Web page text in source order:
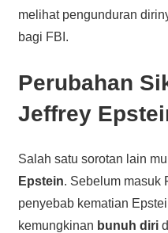
melihat pengunduran
bagi FBI.
Perubahan
Jeffrey
Salah satu sorotan lain
Epstein. Sebelum masuk
penyebab kematian
kemungkinan bunuh diri